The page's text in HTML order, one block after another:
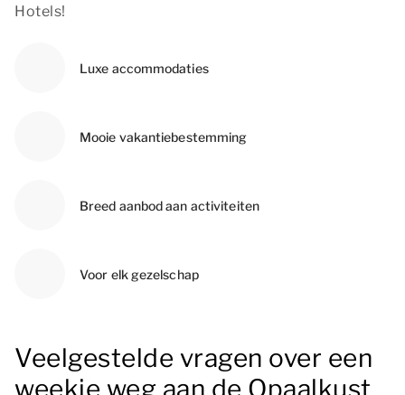
Hotels!
Luxe accommodaties
Mooie vakantiebestemming
Breed aanbod aan activiteiten
Voor elk gezelschap
Veelgestelde vragen over een